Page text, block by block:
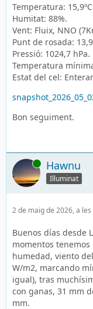
Temperatura:
Humitat: 88%.
Vent: Fluix, NNO
Punt de rosada:
Pressió: 1024,7 hPa.
Temperatura
Estat del cel:
Bon seguiment.
En línia Hawnu
Il·luminat
2 de maig de 2026, a les
Buenos días desde
momentos tenemos
humedad, viento
W/m2, marcando
igual), tras
con ganas, 31 mm
mm.